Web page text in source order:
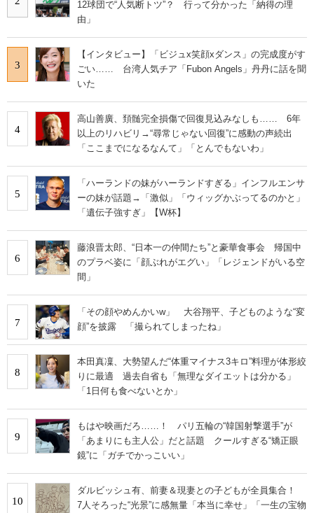
12球団で“人気断トツ”？ 行って分かった「納得の理
由」
3
【インタビュー】「ビジュx笑顔xダンス」の完成度がす
ごい…… 台湾人気チア「Fubon Angels」丹丹に話を聞
いた
4
高山善廣、頚髄完全損傷で回復見込みなしも…… 6年
以上のリハビリ→“尋常じゃない回復”に感動の声続出
「ここまでになるなんて」「とんでもないわ」
5
「ハーランドの妹がハーランドすぎる」インフルエンサ
ーの妹が話題→「激似」「ウィッグかぶってるのかと」
「遺伝子強すぎ」【W杯】
6
藤浪晋太郎、“日本一の仲間たち”と豪華食事会 帰国中
のプラベ姿に「顔ぶれがエグい」「レジェンドがいる空
間」
7
「その顔やめんかいw」 大谷翔平、子どものような“変
顔”を披露 「撮られてしまったね」
8
本田真凜、大勢望んだ“体重マイナス3キロ”料理が体形絞
りに最適 過去自省も「無理なダイエットは分かる」
「1日何も食べないとか」
9
もはや映画だろ……！ パリ五輪の“韓国射撃選手”が
「あまりにも主人公」だと話題 クールすぎる“矯正眼
鏡”に「ガチでかっこいい」
10
ダルビッシュ有、前妻＆現妻との子どもが全員集合！
7人そろった“光景”に感無量「本当に幸せ」「一生の宝物